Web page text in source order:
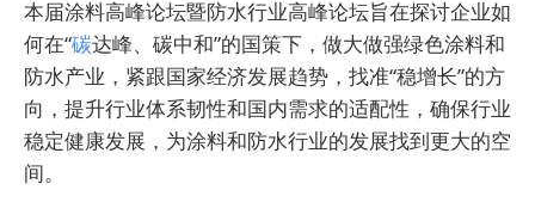
本届涂料高峰论坛暨防水行业高峰论坛旨在探讨企业如
何在“碳达峰、碳中和”的国策下，做大做强绿色涂料和
防水产业，紧跟国家经济发展趋势，找准“稳增长”的方
向，提升行业体系韧性和国内需求的适配性，确保行业
稳定健康发展，为涂料和防水行业的发展找到更大的空
间。